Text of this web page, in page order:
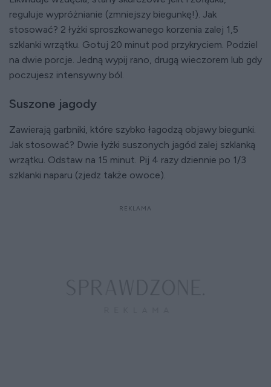
reguluje wypróżnianie (zmniejszy biegunkę!). Jak
stosować? 2 łyżki sproszkowanego korzenia zalej 1,5
szklanki wrzątku. Gotuj 20 minut pod przykryciem. Podziel
na dwie porcje. Jedną wypij rano, drugą wieczorem lub gdy
poczujesz intensywny ból.
Suszone jagody
Zawierają garbniki, które szybko łagodzą objawy biegunki.
Jak stosować? Dwie łyżki suszonych jagód zalej szklanką
wrzątku. Odstaw na 15 minut. Pij 4 razy dziennie po 1/3
szklanki naparu (zjedz także owoce).